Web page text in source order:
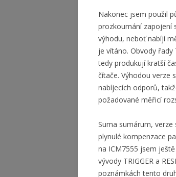
Nakonec jsem použil
prozkoumání zapojení
výhodu, neboť nabíjí
je vítáno. Obvody
tedy produkují kratší
čítače. Výhodou verze
nabíjecích odporů,
požadované měřicí
Suma sumárum,
plynulé kompenzace
na ICM7555 jsem
vývody TRIGGER a
poznámkách tento